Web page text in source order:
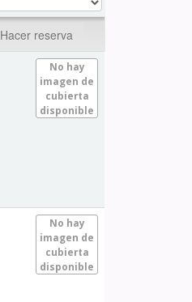
Hacer reserva
No hay
imagen de
cubierta
disponible
No hay
imagen de
cubierta
disponible